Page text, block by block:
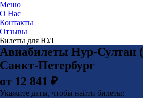
Меню
О Нас
Контакты
Отзывы
Билеты для ЮЛ
Авиабилеты Нур-Султан
Санкт-Петербург
от 12 841 ₽
Укажите даты, чтобы найти билеты: